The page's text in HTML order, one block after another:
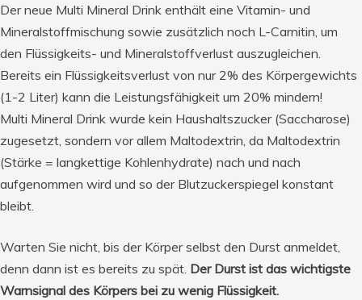
Der neue Multi Mineral Drink enthält eine Vitamin- und
Mineralstoffmischung sowie zusätzlich noch L-Carnitin, um
den Flüssigkeits- und Mineralstoffverlust auszugleichen.
Bereits ein Flüssigkeitsverlust von nur 2% des Körpergewichts
(1-2 Liter) kann die Leistungsfähigkeit um 20% mindern!
Multi Mineral Drink wurde kein Haushaltszucker (Saccharose)
zugesetzt, sondern vor allem Maltodextrin, da Maltodextrin
(Stärke = langkettige Kohlenhydrate) nach und nach
aufgenommen wird und so der Blutzuckerspiegel konstant
bleibt.
Warten Sie nicht, bis der Körper selbst den Durst anmeldet,
denn dann ist es bereits zu spät. Der Durst ist das wichtigste
Warnsignal des Körpers bei zu wenig Flüssigkeit.